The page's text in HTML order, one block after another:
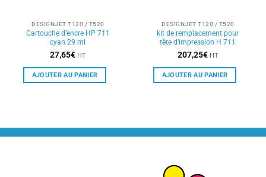
DESIGNJET T120 / T520
Cartouche d’encre HP 711
cyan 29 ml
27,65€ HT
AJOUTER AU PANIER
DESIGNJET T120 / T520
kit de remplacement pour
tête d’impression H 711
207,25€ HT
AJOUTER AU PANIER